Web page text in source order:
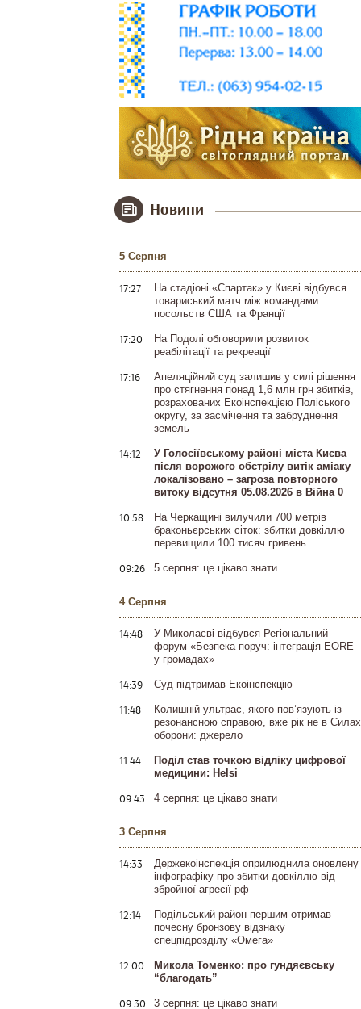
Новини
5 Серпня
17:27
На стадіоні «Спартак» у Києві відбувся
товариський матч між командами
посольств США та Франції
17:20
На Подолі обговорили розвиток
реабілітації та рекреації
17:16
Апеляційний суд залишив у силі рішення
про стягнення понад 1,6 млн грн збитків,
розрахованих Екоінспекцією Поліського
округу, за засмічення та забруднення
земель
14:12
У Голосіївському районі міста Києва
після ворожого обстрілу витік аміаку
локалізовано – загроза повторного
витоку відсутня 05.08.2026 в Війна 0
10:58
На Черкащині вилучили 700 метрів
браконьєрських сіток: збитки довкіллю
перевищили 100 тисяч гривень
09:26 5 серпня: це цікаво знати
4 Серпня
14:48
У Миколаєві відбувся Регіональний
форум «Безпека поруч: інтеграція EORE
у громадах»
14:39 Суд підтримав Екоінспекцію
11:48
Колишній ультрас, якого пов’язують із
резонансною справою, вже рік не в Силах
оборони: джерело
11:44
Поділ став точкою відліку цифрової
медицини: Helsi
09:43 4 серпня: це цікаво знати
3 Серпня
14:33
Держекоінспекція оприлюднила оновлену
інфографіку про збитки довкіллю від
збройної агресії рф
12:14
Подільський район першим отримав
почесну бронзову відзнаку
спецпідрозділу «Омега»
12:00
Микола Томенко: про гундяєвську
“благодать”
09:30 3 серпня: це цікаво знати